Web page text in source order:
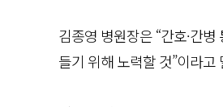
김종영 병원장은 “간호·간
들기 위해 노력할 것”이라고